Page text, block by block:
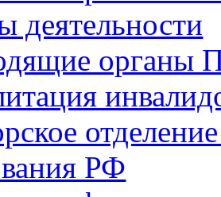
деятельности
органы
РФ